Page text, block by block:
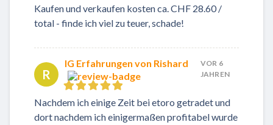
Kaufen und verkaufen kosten ca. CHF 28.60 /
total - finde ich viel zu teuer, schade!
R
IG Erfahrungen von Rishard
VOR 6
JAHREN
Nachdem ich einige Zeit beietoro getradet und
dort nachdem ich einigermaßen profitabel wurde